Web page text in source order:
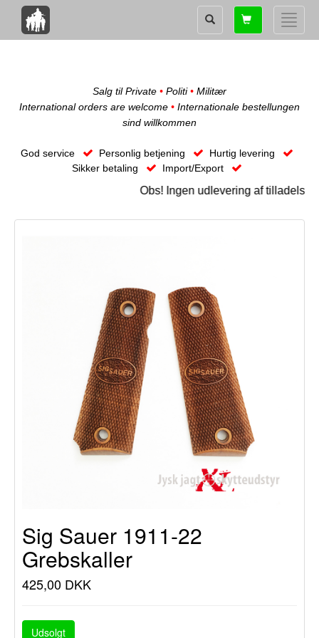
Toggle
Shopping
card
Salg til Private • Politi• Militær
International orders are welcome • Internationale bestellungen
sind willkommen
God service Personlig betjening
Hurtig levering
Sikker betaling
Import/Export
Obs! Ingen udlevering af
Sig Sauer 1911-22
Grebskaller
425,00 DKK
Udsolgt